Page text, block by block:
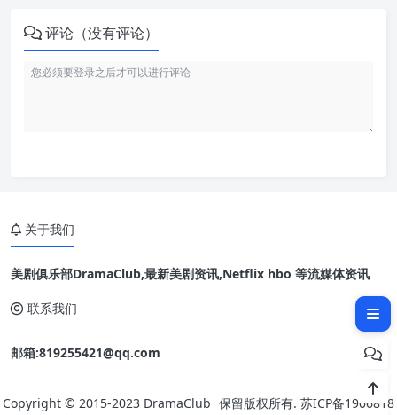
评论（没有评论）
真正的看点，还是那些服务观众
关于我们
美剧俱乐部DramaClub,最新美剧资讯,Netflix hbo 等流媒体资讯
联系我们
邮箱:819255421@qq.com
Copyright © 2015-2023 DramaClub 保留版权所有. 苏ICP备1906818